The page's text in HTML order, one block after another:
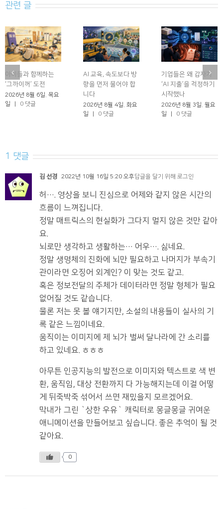
관련 글
아이들과 함께하는
‘그까이꺼’ 도전
2026년 8월 6일. 목요
일
| 0 댓글
AI 교육, 속도보다 방
향을 먼저 물어야 합
니다
2026년 8월 4일. 화요
일
| 0 댓글
기업들은 왜 갑자기
‘AI 지출’을 걱정하기
시작했나
2026년 8월 3일. 월요
일
| 0 댓글
1 댓글
김 선경 2022년 10월 16일 5:20 오후답글을 달기 위해 로그인
허…. 영상을 보니 진심으로 어제와 같지 않은 시간의
흐름이 느껴집니다.
정말 매트릭스의 현실화가 그다지 멀지 않은 것만 같아
요.
뇌로만 생각하고 생활하는… 어우…. 싫네요.
정말 생명체의 진화에 뇌만 필요하고 나머지가 부속기
관이라면 오징어 외계인? 이 맞는 것도 같고.
혹은 정보전달의 주체가 데이터라면 정말 형체가 필요
없어질 것도 같습니다.
물론 저는 못 볼 얘기지만, 소설의 내용들이 실사의 기
록 같은 느낌이네요.
움직이는 이미지에 제 뇌가 벌써 달나라에 간 소리를
하고 있네요. ㅎㅎㅎ
아무튼 인공지능의 발전으로 이미지와 텍스트로 색 변
환, 움직임, 대상 전환까지 다 가능해지는데 이걸 어떻
게 뒤죽박죽 섞어서 쓰면 재밌을지 모르겠어요.
막내가 그린 `상한 우유` 캐릭터로 몽글몽글 귀여운
애니메이션을 만들어보고 싶습니다. 좋은 추억이 될 것
같아요.
0